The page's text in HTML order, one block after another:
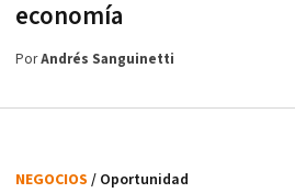
economía
PorAndrés Sanguinetti
NEGOCIOS / Oportunidad